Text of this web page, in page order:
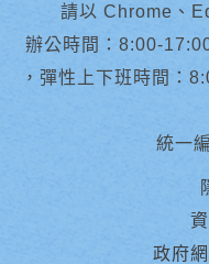
請以 Chrome、
辦公時間：8:00-
，彈性上下班時間：
統一
政府